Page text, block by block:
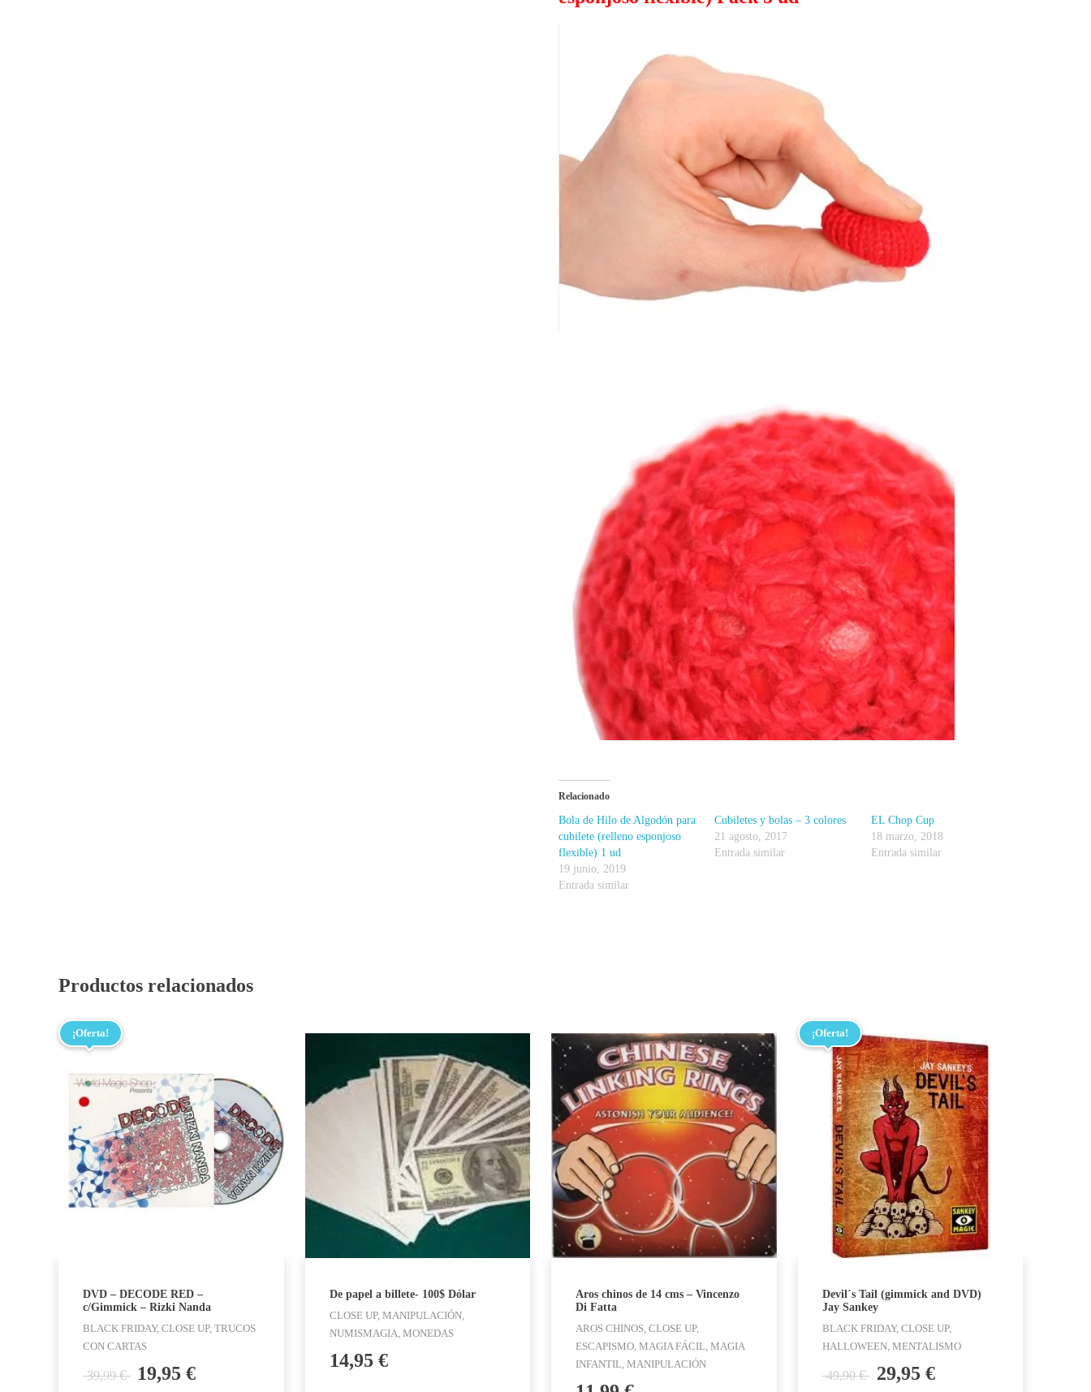
Relacionado
Bola de Hilo de Algodón para
cubilete (relleno esponjoso
flexible) 1 ud
19 junio, 2019
Entrada similar
Cubiletes y bolas – 3 colores
21 agosto, 2017
Entrada similar
EL Chop Cup
18 marzo, 2018
Entrada similar
Productos relacionados
¡Oferta!
DVD – DECODE RED –
c/Gimmick – Rizki Nanda
BLACK FRIDAY, CLOSE UP, TRUCOS
CON CARTAS
39,99€
El
19,95 €El
De papel a billete- 100$ Dólar
CLOSE UP, MANIPULACIÓN,
NUMISMAGIA, MONEDAS
14,95 €
Aros chinos de 14 cms – Vincenzo
Di Fatta
AROS CHINOS, CLOSE UP,
ESCAPISMO, MAGIA FÁCIL, MAGIA
INFANTIL, MANIPULACIÓN
¡Oferta!
Devil´s Tail (gimmick and DVD)
Jay Sankey
BLACK FRIDAY, CLOSE UP,
HALLOWEEN, MENTALISMO
49,90€
El
29,95 €El